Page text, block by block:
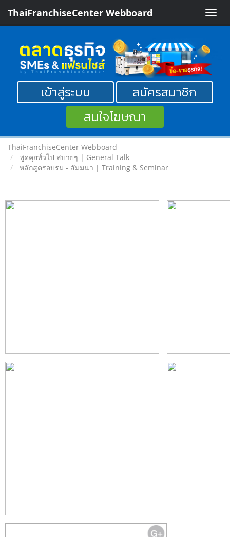
Toggle
ThaiFranchiseCenter Webboard
เข้าสู่ระบบ
สมัครสมาชิก
สนใจโฆษณา
ThaiFranchiseCenter Webboard
พูดคุยทั่วไป สบายๆ | General Talk
หลักสูตรอบรม - สัมมนา | Training & Seminar